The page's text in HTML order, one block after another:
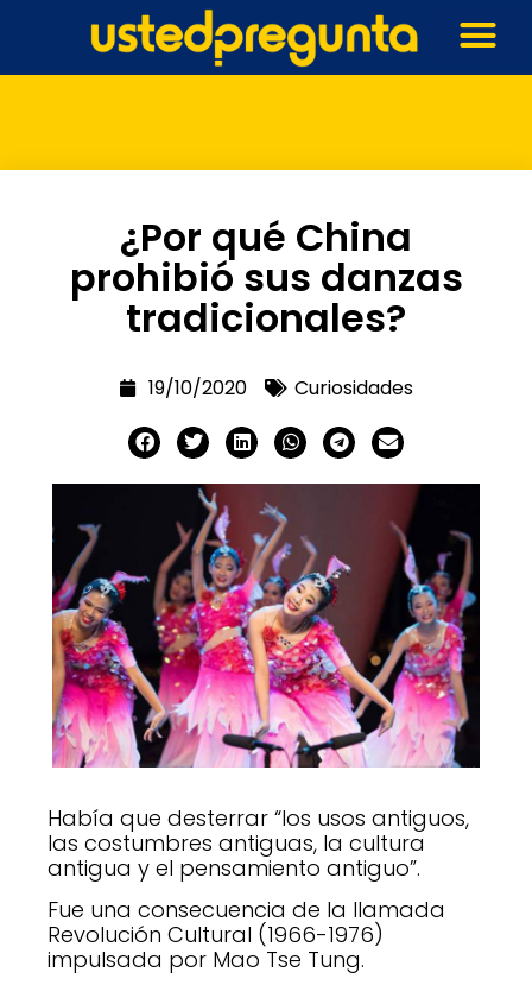
¿Por qué China
prohibió sus danzas
tradicionales?
19/10/2020 Curiosidades
Había que desterrar “los usos antiguos,
las costumbres antiguas, la cultura
antigua y el pensamiento antiguo”.
Fue una consecuencia de la llamada
Revolución Cultural (1966-1976)
impulsada por Mao Tse Tung.